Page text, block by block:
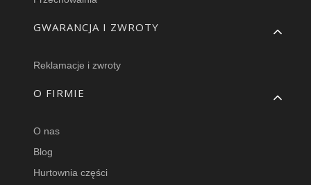
GWARANCJA I ZWROTY
Reklamacje i zwroty
O FIRMIE
O nas
Blog
Hurtownia części